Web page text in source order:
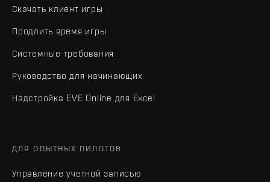
Скачать клиент игры
Продлить время игры
Системные требования
Руководство для начинающих
Надстройка EVE Online для Excel
ДЛЯ ОПЫТНЫХ ПИЛОТОВ
Управление учетной записью